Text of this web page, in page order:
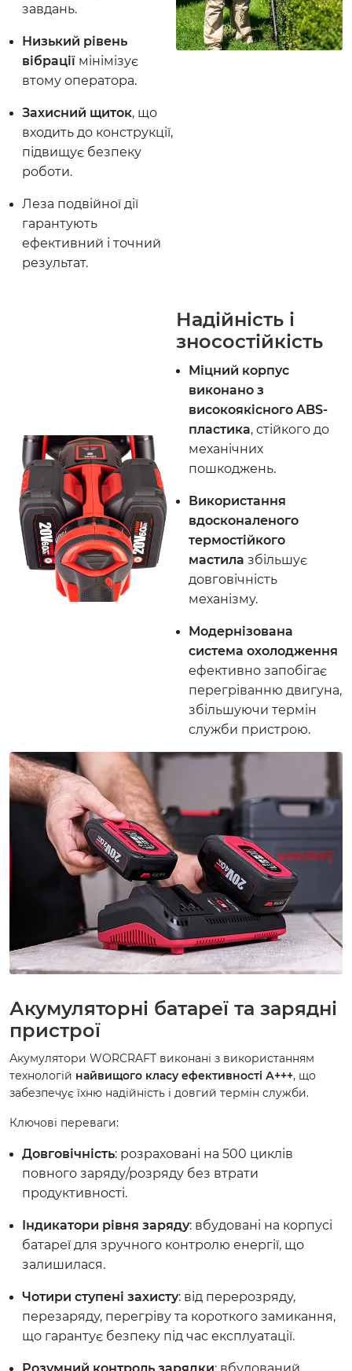
завдань.
Низький рівень
вібрації мінімізує
втому оператора.
Захисний щиток, що
входить до конструкції,
підвищує безпеку
роботи.
Леза подвійної дії
гарантують
ефективний і точний
результат.
Надійність і
зносостійкість
Міцний корпус
виконано з
високоякісного ABS-
пластика, стійкого до
механічних
пошкоджень.
Використання
вдосконаленого
термостійкого
мастила збільшує
довговічність
механізму.
Модернізована
система охолодження
ефективно запобігає
перегріванню двигуна,
збільшуючи термін
служби пристрою.
Акумуляторні батареї та зарядні
пристрої
Акумулятори WORCRAFT виконані з використанням
технологій найвищого класу ефективності А+++, що
забезпечує їхню надійність і довгий термін служби.
Ключові переваги:
Довговічність: розраховані на 500 циклів
повного заряду/розряду без втрати
продуктивності.
Індикатори рівня заряду: вбудовані на корпусі
батареї для зручного контролю енергії, що
залишилася.
Чотири ступені захисту: від перерозряду,
перезаряду, перегріву та короткого замикання,
що гарантує безпеку під час експлуатації.
Розумний контроль зарядки: вбудований